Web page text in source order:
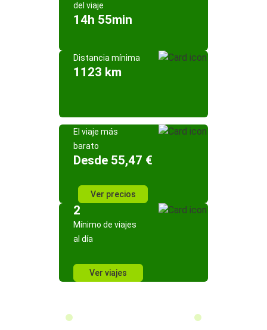
del viaje
14h 55min
Distancia mínima
1123 km
El viaje más
barato
Desde 55,47 €
Ver precios
2
Mínimo de viajes
al día
Ver viajes